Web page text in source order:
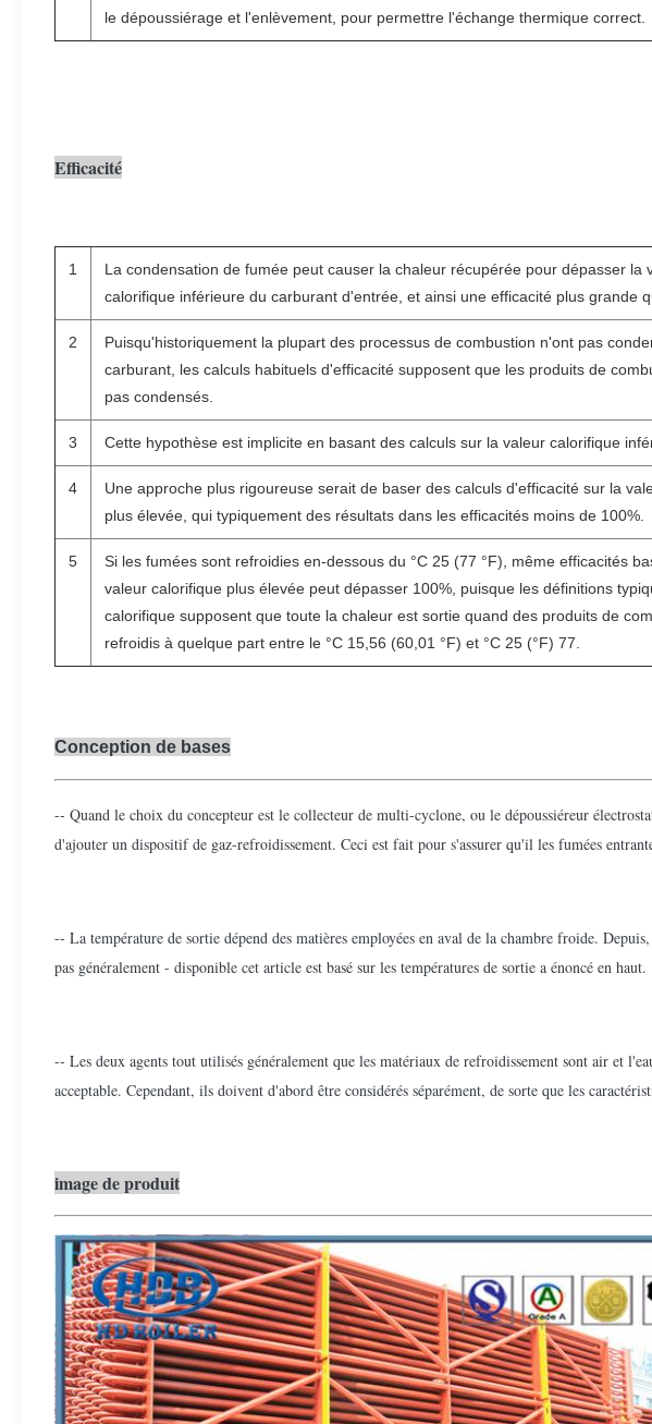
le dépoussiérage et l'enlèvement, pour permettre l'échange thermique correct.
Efficacité
1
La condensation de fumée peut causer la chaleur récupérée pour dépasser la
calorifique inférieure du carburant d'entrée, et ainsi une efficacité plus grande
2
Puisqu'historiquement la plupart des processus de combustion n'ont pas
carburant, les calculs habituels d'efficacité supposent que les produits de
pas condensés.
3 Cette hypothèse est implicite en basant des calculs sur la valeur calorifique
4
Une approche plus rigoureuse serait de baser des calculs d'efficacité sur la
plus élevée, qui typiquement des résultats dans les efficacités moins de 100%.
5
Si les fumées sont refroidies en-dessous du °C 25 (77 °F), même efficacités
valeur calorifique plus élevée peut dépasser 100%, puisque les définitions
calorifique supposent que toute la chaleur est sortie quand des produits de
refroidis à quelque part entre le °C 15,56 (60,01 °F) et °C 25 (°F) 77.
Conception de bases
-- Quand le choix du concepteur est le collecteur de multi-cyclone, ou le dépoussiéreur
d'ajouter un dispositif de gaz-refroidissement. Ceci est fait pour s'assurer qu'il les fumées
-- La température de sortie dépend des matières employées en aval de la chambre froide.
pas généralement - disponible cet article est basé sur les températures de sortie a énoncé en haut.
-- Les deux agents tout utilisés généralement que les matériaux de refroidissement sont air et
acceptable. Cependant, ils doivent d'abord être considérés séparément, de sorte que les
image de produit